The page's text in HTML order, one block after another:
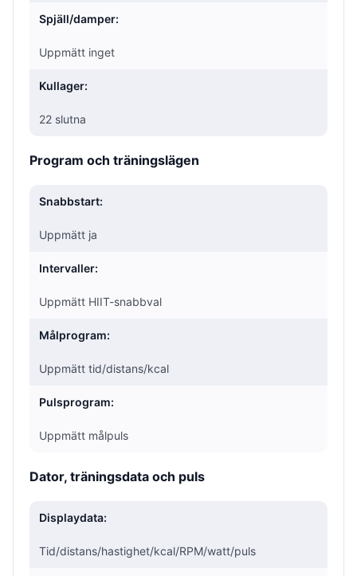
Spjäll/damper:
Uppmätt inget
Kullager:
22 slutna
Program och träningslägen
Snabbstart:
Uppmätt ja
Intervaller:
Uppmätt HIIT-snabbval
Målprogram:
Uppmätt tid/distans/kcal
Pulsprogram:
Uppmätt målpuls
Dator, träningsdata och puls
Displaydata:
Tid/distans/hastighet/kcal/RPM/watt/puls